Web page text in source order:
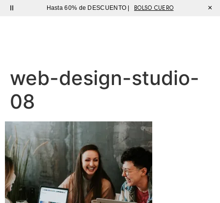
Hasta 60% de DESCUENTO | BOLSO CUERO ×
web-design-studio-
08